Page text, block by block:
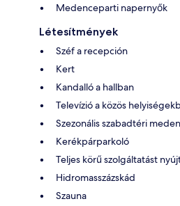
Medenceparti napernyők
Létesítmények
Széf a recepción
Kert
Kandalló a hallban
Televízió a közös
Szezonális szabadtéri
Kerékpárparkoló
Teljes körű szolgáltatást
Hidromasszázskád
Szauna